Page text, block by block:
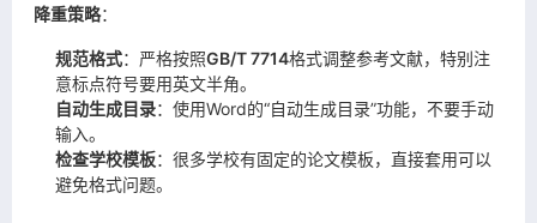
降重策略：
规范格式：严格按照GB/T 7714格式调整参考文献，特别注
意标点符号要用英文半角。
自动生成目录：使用Word的“自动生成目录”功能，不要手动
输入。
检查学校模板：很多学校有固定的论文模板，直接套用可以
避免格式问题。